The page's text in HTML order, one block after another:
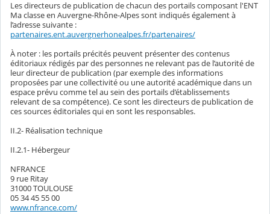
Les directeurs de publication de chacun des portails composant l'ENT
Ma classe en Auvergne-Rhône-Alpes sont indiqués également à
l’adresse suivante :
partenaires.ent.auvergnerhonealpes.fr/partenaires/
À noter : les portails précités peuvent présenter des contenus
éditoriaux rédigés par des personnes ne relevant pas de l’autorité de
leur directeur de publication (par exemple des informations
proposées par une collectivité ou une autorité académique dans un
espace prévu comme tel au sein des portails d’établissements
relevant de sa compétence). Ce sont les directeurs de publication de
ces sources éditoriales qui en sont les responsables.
II.2- Réalisation technique
II.2.1- Hébergeur
NFRANCE
9 rue Ritay
31000 TOULOUSE
05 34 45 55 00
www.nfrance.com/